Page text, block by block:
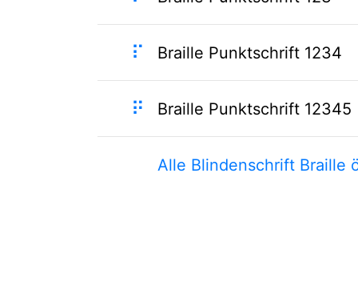
⠏ Braille Punktschrift 1234
⠟ Braille Punktschrift 12345
Alle Blindenschrift Braille